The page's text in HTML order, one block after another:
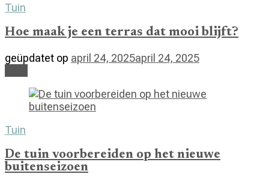
Tuin
Hoe maak je een terras dat mooi blijft?
geüpdatet op april 24, 2025april 24, 2025
Tuin
De tuin voorbereiden op het nieuwe
buitenseizoen